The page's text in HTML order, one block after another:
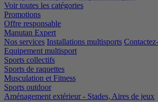
Voir toutes les catégories
Promotions
Offre responsable
Manutan Expert
Nos services Installations multisports
Equipement multisport
Sports collectifs
Sports de raquettes
Musculation et Fitness
Sports outdoor
Aménagement extérieur - Stades, Aires de jeux